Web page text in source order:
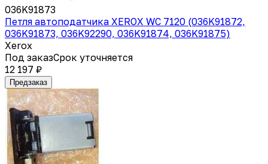
036K91873
Петля автоподатчика XEROX WC 7120 (036K91872,
036K91873, 036K92290, 036K91874, 036K91875)
Xerox
Под заказСрок уточняется
12 197 ₽
Предзаказ